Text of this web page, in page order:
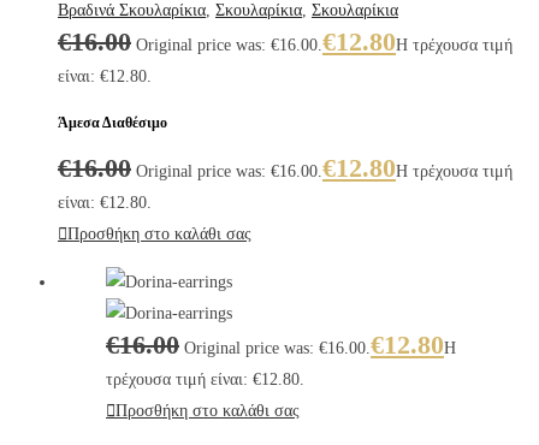
Βραδινά Σκουλαρίκια, Σκουλαρίκια, Σκουλαρίκια
€16.00 Original price was: €16.00.€12.80Η τρέχουσα τιμή
είναι: €12.80.
Άμεσα Διαθέσιμο
€16.00 Original price was: €16.00.€12.80Η τρέχουσα τιμή
είναι: €12.80.
Προσθήκη στο καλάθι σας
€16.00 Original price was: €16.00.€12.80Η
τρέχουσα τιμή είναι: €12.80.
Προσθήκη στο καλάθι σας